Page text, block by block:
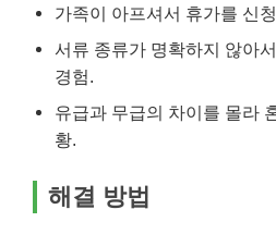
가족이 아프셔서 휴가를 신
서류 종류가 명확하지 않아
경험.
유급과 무급의 차이를 몰라
황.
해결 방법